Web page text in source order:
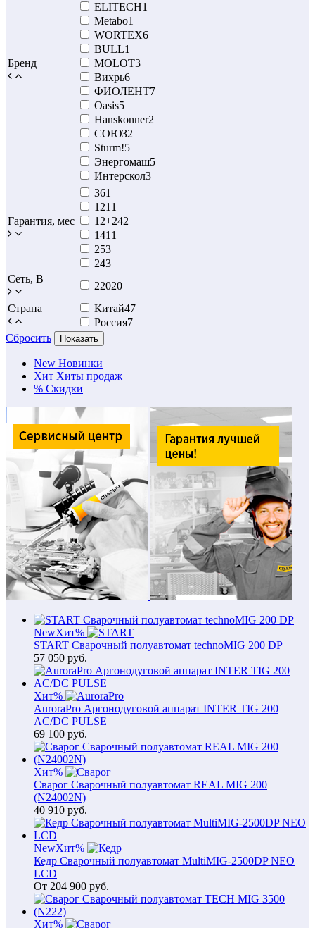
Бренд
ELITECH1
Metabo1
WORTEX6
BULL1
MOLOT3
Вихрь6
ФИОЛЕНТ7
Oasis5
Hanskonner2
СОЮЗ2
Sturm!5
Энергомаш5
Интерскол3
Гарантия, мес
361
1211
12+242
1411
253
243
Сеть, В
22020
Страна
Китай47
Россия7
Сбросить
Показать
New Новинки
Хит Хиты продаж
% Скидки
NewХит%
START Сварочный полуавтомат technoMIG 200 DP
57 050 руб.
Хит%
AuroraPro Аргонодуговой аппарат INTER TIG 200
AC/DC PULSE
69 100 руб.
Хит%
Сварог Сварочный полуавтомат REAL MIG 200
(N24002N)
40 910 руб.
NewХит%
Кедр Сварочный полуавтомат MultiMIG-2500DP NEO
LCD
От 204 900 руб.
Хит%